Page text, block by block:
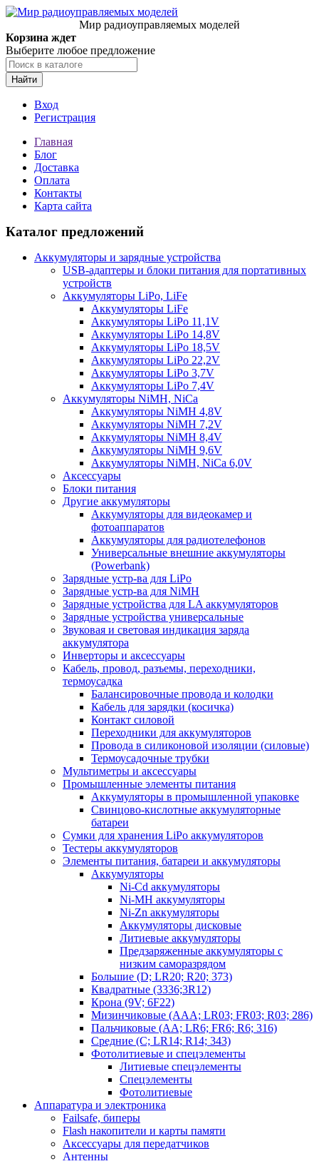
Мир радиоуправляемых моделей
Корзина ждет
Выберите любое предложение
Найти
Вход
Регистрация
Главная
Блог
Доставка
Оплата
Контакты
Карта сайта
Каталог предложений
Аккумуляторы и зарядные устройства
USB-адаптеры и блоки питания для портативных
устройств
Аккумуляторы LiPo, LiFe
Аккумуляторы LiFe
Аккумуляторы LiPo 11,1V
Аккумуляторы LiPo 14,8V
Аккумуляторы LiPo 18,5V
Аккумуляторы LiPo 22,2V
Аккумуляторы LiPo 3,7V
Аккумуляторы LiPo 7,4V
Аккумуляторы NiMH, NiCa
Аккумуляторы NiMH 4,8V
Аккумуляторы NiMH 7,2V
Аккумуляторы NiMH 8,4V
Аккумуляторы NiMH 9,6V
Аккумуляторы NiMH, NiCa 6,0V
Аксессуары
Блоки питания
Другие аккумуляторы
Аккумуляторы для видеокамер и
фотоаппаратов
Аккумуляторы для радиотелефонов
Универсальные внешние аккумуляторы
(Powerbank)
Зарядные устр-ва для LiPo
Зарядные устр-ва для NiMH
Зарядные устройства для LA аккумуляторов
Зарядные устройства универсальные
Звуковая и световая индикация заряда
аккумулятора
Инверторы и аксессуары
Кабель, провод, разъемы, переходники,
термоусадка
Балансировочные провода и колодки
Кабель для зарядки (косичка)
Контакт силовой
Переходники для аккумуляторов
Провода в силиконовой изоляции (силовые)
Термоусадочные трубки
Мультиметры и аксессуары
Промышленные элементы питания
Аккумуляторы в промышленной упаковке
Свинцово-кислотные аккумуляторные
батареи
Сумки для хранения LiPo аккумуляторов
Тестеры аккумуляторов
Элементы питания, батареи и аккумуляторы
Аккумуляторы
Ni-Cd аккумуляторы
Ni-MH аккумуляторы
Ni-Zn аккумуляторы
Аккумуляторы дисковые
Литиевые аккумуляторы
Предзаряженные аккумуляторы с
низким саморазрядом
Большие (D; LR20; R20; 373)
Квадратные (3336;3R12)
Крона (9V; 6F22)
Мизинчиковые (AAA; LR03; FR03; R03; 286)
Пальчиковые (AA; LR6; FR6; R6; 316)
Средние (C; LR14; R14; 343)
Фотолитиевые и спецэлементы
Литиевые спецэлементы
Спецэлементы
Фотолитиевые
Аппаратура и электроника
Failsafe, биперы
Flash накопители и карты памяти
Аксессуары для передатчиков
Антенны